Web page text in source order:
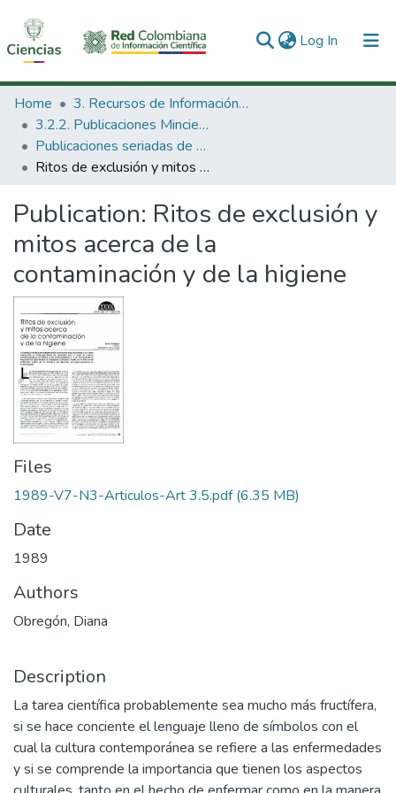
Log In (current)
Communities & Collections
All of DSpace
Statistics
Home
3. Recursos de Información Científica y Tecnológica
3.2.2. Publicaciones Minciencias
Publicaciones seriadas de Minciencias
Ritos de exclusión y mitos acerca de la contaminación y de la higiene
Publication: Ritos de exclusión y
mitos acerca de la
contaminación y de la higiene
Files
1989-V7-N3-Articulos-Art 3.5.pdf(6.35 MB)
Date
1989
Authors
Obregón, Diana
Description
La tarea científica probablemente sea mucho más fructífera,
si se hace conciente el lenguaje lleno de símbolos con el
cual la cultura contemporánea se refiere a las enfermedades
y si se comprende la importancia que tienen los aspectos